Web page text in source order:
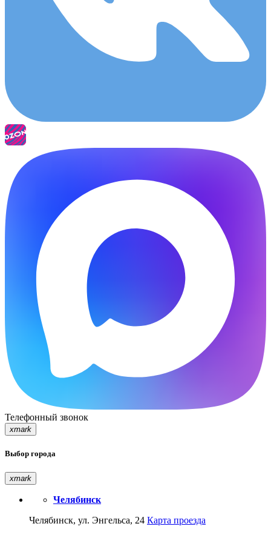
Телефонный звонок
xmark
Выбор города
xmark
Челябинск
Челябинск, ул. Энгельса, 24 Карта проезда